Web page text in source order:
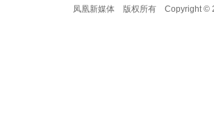
凤凰新媒体
版权所有 Copyright ©